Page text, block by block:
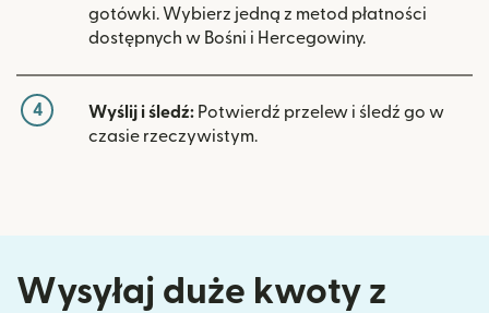
gotówki. Wybierz jedną z metod płatności
dostępnych w Bośni i Hercegowiny.
4 Wyślij i śledź: Potwierdź przelew i śledź go w
czasie rzeczywistym.
Wysyłaj duże kwoty z